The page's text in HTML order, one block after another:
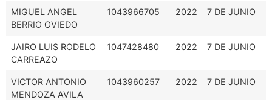
MIGUEL ANGEL
BERRIO OVIEDO
1043966705 2022 7 DE JUNIO
JAIRO LUIS RODELO
CARREAZO
1047428480 2022 7 DE JUNIO
VICTOR ANTONIO
MENDOZA AVILA
1043960257 2022 7 DE JUNIO